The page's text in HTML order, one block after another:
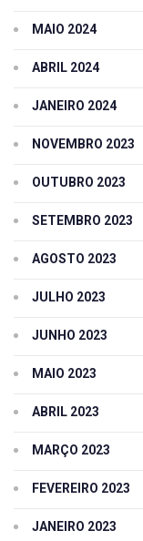
MAIO 2024
ABRIL 2024
JANEIRO 2024
NOVEMBRO 2023
OUTUBRO 2023
SETEMBRO 2023
AGOSTO 2023
JULHO 2023
JUNHO 2023
MAIO 2023
ABRIL 2023
MARÇO 2023
FEVEREIRO 2023
JANEIRO 2023